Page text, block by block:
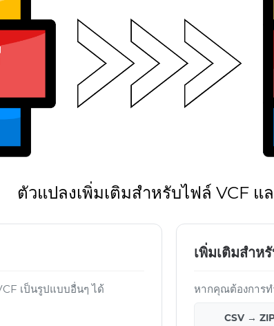
ตัวแปลงเพิ่มเติมสำหรับไฟล์ VCF แ
เป็นรูปแบบอื่นๆ ได้
เพิ่มเติมสำห
หากคุณต้องการ
CSV →